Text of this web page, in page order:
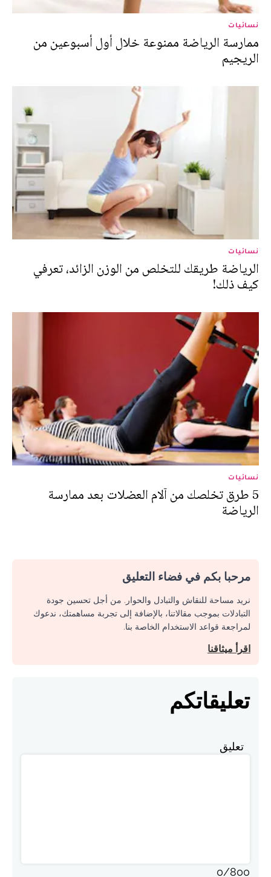
نسائيات
ممارسة الرياضة ممنوعة خلال أول أسبوعين من
الريجيم
نسائيات
الرياضة طريقك للتخلص من الوزن الزائد، تعرفي
كيف ذلك!
نسائيات
5 طرق تخلصك من آلام العضلات بعد ممارسة
الرياضة
مرحبا بكم في فضاء التعليق
نريد مساحة للنقاش والتبادل والحوار. من أجل تحسين جودة
التبادلات بموجب مقالاتنا، بالإضافة إلى تجربة مساهمتك، ندعوك
لمراجعة قواعد الاستخدام الخاصة بنا.
اقرأ ميثاقنا
تعليقاتكم
تعليق
0/800